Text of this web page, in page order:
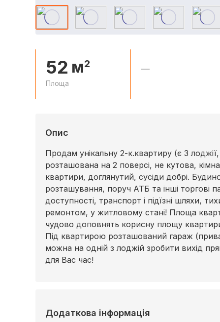
52 м2
Площа
—
Опис
Продам унікальну 2-к.квартиру (є 3 лоджії,
розташована на 2 поверсі, не кутова,
квартири, доглянутий, сусіди добрі.
розташування, поруч АТБ та інші торгові
доступності, транспорт і підїзні шляхи,
ремонтом, у житловому стані! Площа
чудово доповнять корисну площу
Під квартирою розташований гараж
можна на одній з лоджій зробити вихід
для Вас час!
Додаткова інформація